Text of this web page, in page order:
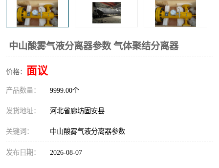
中山酸雾气液分离器参数 气体聚结分离器
价格： 面议
产品数量： 9999.00个
发货地址： 河北省廊坊固安县
关键词： 中山酸雾气液分离器参数
发布日期： 2026-08-07